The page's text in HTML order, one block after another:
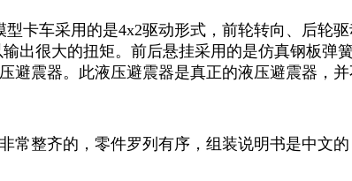
型卡车采用的是4x2驱动形式，前轮转向、后轮
出很大的扭矩。前后悬挂采用的是仿真钢板
避震器。此液压避震器是真正的液压避震器，并
常整齐的，零件罗列有序，组装说明书是中文